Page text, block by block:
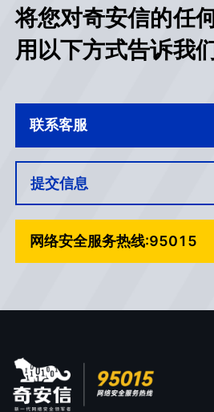
将您对奇安信的任
用以下方式告诉我
联系客服
提交信息
网络安全服务热线:95015